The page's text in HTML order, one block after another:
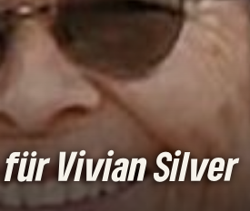
Vivian Silver